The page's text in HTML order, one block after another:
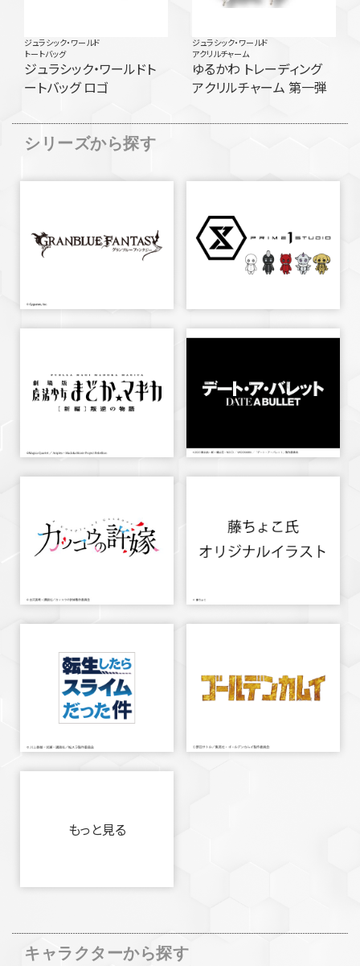
ジュラシック・ワールド
トートバッグ
ジュラシック・ワールドト
ートバッグ ロゴ
ジュラシック・ワールド
アクリルチャーム
ゆるかわ トレーディング
アクリルチャーム 第一弾
シリーズから探す
もっと見る
キャラクターから探す